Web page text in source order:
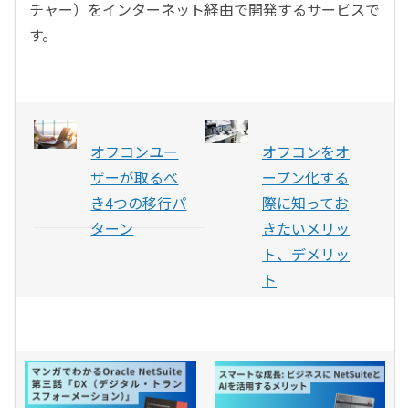
チャー）をインターネット経由で開発するサービスで
す。
オフコンユー
ザーが取るべ
き4つの移行パ
ターン
オフコンをオ
ープン化する
際に知ってお
きたいメリッ
ト、デメリッ
ト